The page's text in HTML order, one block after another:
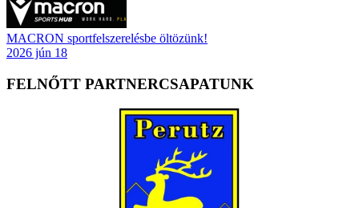
MACRON sportfelszerelésbe öltözünk!
2026 jún 18
FELNŐTT PARTNERCSAPATUNK